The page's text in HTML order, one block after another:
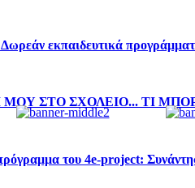
εκπαιδευτικά
ΜΟΥ ΣΤΟ ΣΧΟΛΕΙΟ... ΤΙ
του 4e-project: